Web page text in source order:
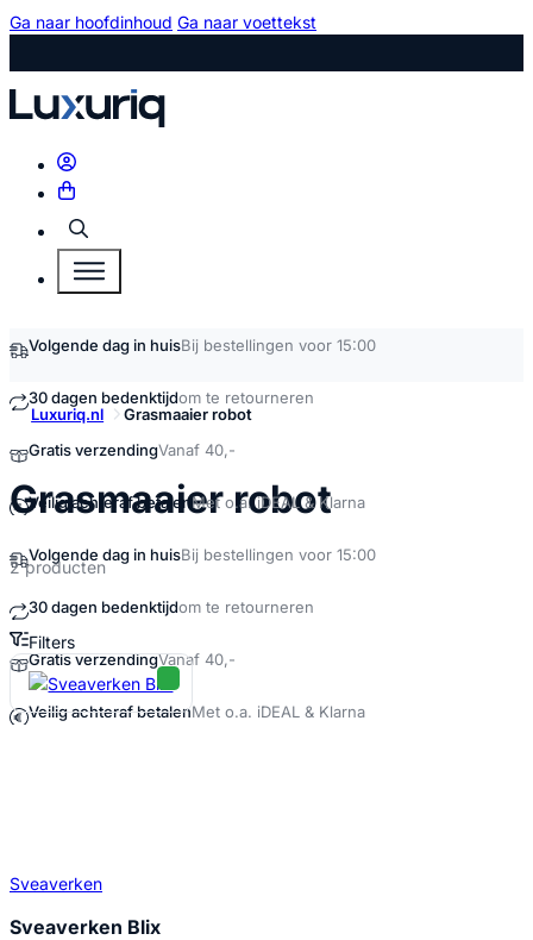
Ga naar hoofdinhoud Ga naar voettekst
Zoeken
Volgende dag in huisBij bestellingen voor 15:00
30 dagen bedenktijdom te retourneren
Gratis verzendingVanaf 40,-
Veilig achteraf betalenMet o.a. iDEAL & Klarna
Volgende dag in huisBij bestellingen voor 15:00
30 dagen bedenktijdom te retourneren
Gratis verzendingVanaf 40,-
Veilig achteraf betalenMet o.a. iDEAL & Klarna
Luxuriq.nl Grasmaaier robot
Grasmaaier robotkopen
2 producten
Filters
Grasmaaier robot Producten
Sveaverken
Sveaverken Blix